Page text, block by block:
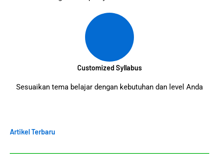
Customized Syllabus
Sesuaikan tema belajar dengan kebutuhan dan level Anda
Artikel Terbaru